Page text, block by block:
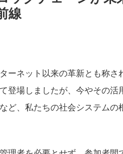
線
ーネット以来の革新とも称さ
登場しましたが、今やその
ど、私たちの社会システムの